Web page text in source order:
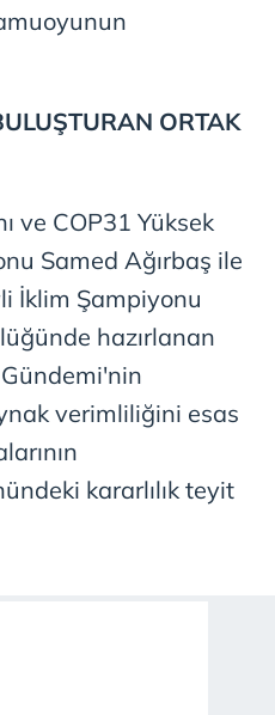
ORTAK
ve COP31 Yüksek
Samed Ağırbaş ile
İklim Şampiyonu
hazırlanan
verimliliğini esas
kararlılık teyit